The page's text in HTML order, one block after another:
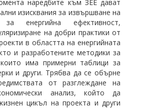
наредбите към ЗЕЕ дават
изисквания за извършване на
за енергийна ефективност,
на добри практики от
в областта на енергийната
и разработените методики за
има примерни таблици за
и други. Трябва да се обърне
от разглеждане на
анализ, който да
цикъл на проекта и други